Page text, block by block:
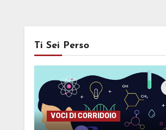
Ti Sei Perso
VOCI DI CORRIDOIO